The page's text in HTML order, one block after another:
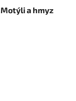
Motýli a hmyz